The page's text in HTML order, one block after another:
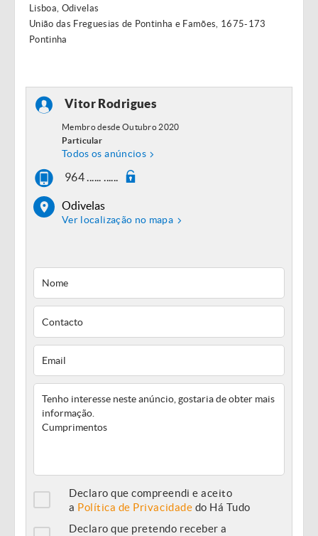
Lisboa, Odivelas
União das Freguesias de Pontinha e Famões, 1675-173
Pontinha
Vitor Rodrigues
Membro desde Outubro 2020
Particular
Todos os anúncios
964 ...... ......
Odivelas
Ver localização no mapa
Declaro que compreendi e aceito
a Política de Privacidade do Há Tudo
Declaro que pretendo receber a